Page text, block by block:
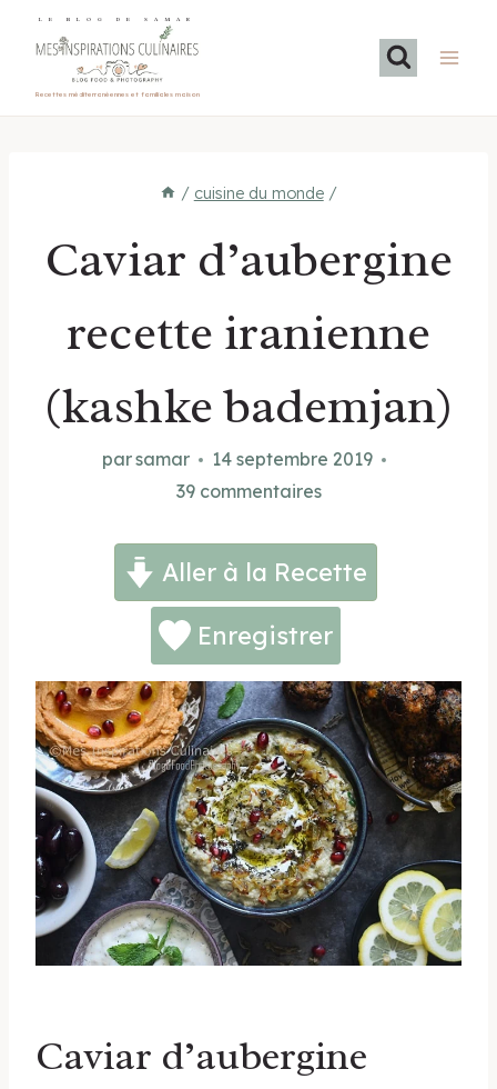
LE BLOG DE SAMAR
Recettes méditerranéennes et familiales maison
/ cuisine du monde /
Caviar d’aubergine
recette iranienne
(kashke bademjan)
parsamar
14 septembre 2019
39 commentaires
Aller à la Recette
Enregistrer
Caviar d’aubergine